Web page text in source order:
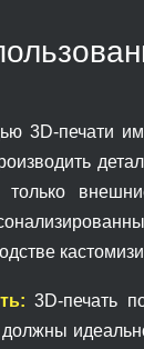
3D-печати
только
3D-печать
должны